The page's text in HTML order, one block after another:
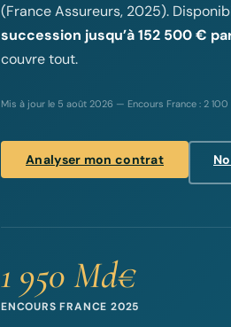
(France Assureurs, 2025).
succession jusqu’à 152 500 €
couvre tout.
Mis à jour le 5 août 2026 — Encours France : 2
Analyser mon contrat
1 950 Md€
ENCOURS FRANCE 2025